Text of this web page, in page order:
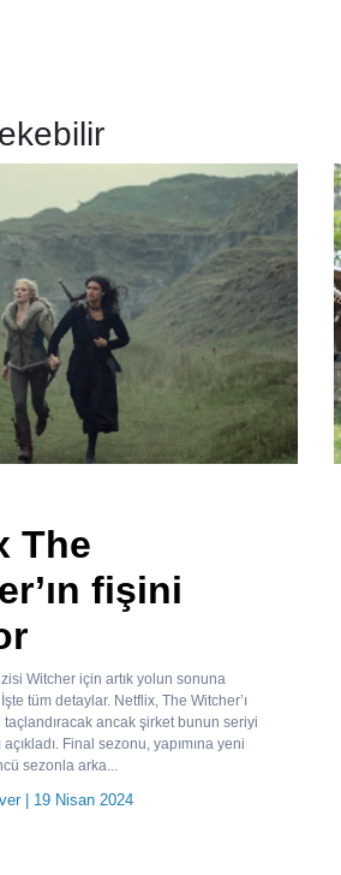
The
fişini
Witcher için artık yolun sonuna
tüm detaylar. Netflix, The Witcher’ı
ancak şirket bunun seriyi
açıkladı. Final sezonu, yapımına yeni
sezonla arka...
| 19 Nisan 2024